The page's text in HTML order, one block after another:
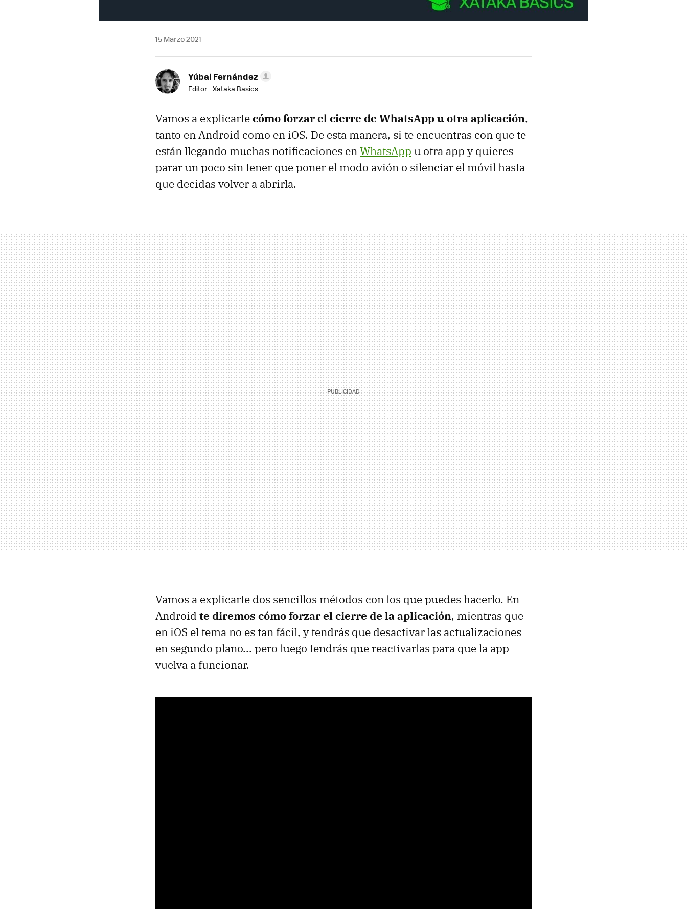
15 Marzo 2021
Yúbal Fernández
Editor - Xataka Basics
Vamos a explicartecómo forzar el cierre de WhatsApp u otra aplicación,
tanto en Android como en iOS. De esta manera, si te encuentras con que te
están llegando muchas notificaciones enWhatsApp u otra app y quieres
parar un poco sin tener que poner el modo avión o silenciar el móvil hasta
que decidas volver a abrirla.
Vamos a explicarte dos sencillos métodos con los que puedes hacerlo. En
Android te diremos cómo forzar el cierre de la aplicación, mientras que
en iOS el tema no es tan fácil, y tendrás que desactivar las actualizaciones
en segundo plano... pero luego tendrás que reactivarlas para que la app
vuelva a funcionar.